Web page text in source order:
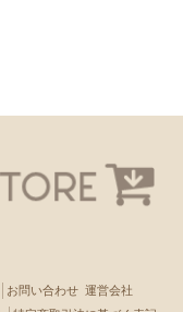
お問い合わせ 運営会社